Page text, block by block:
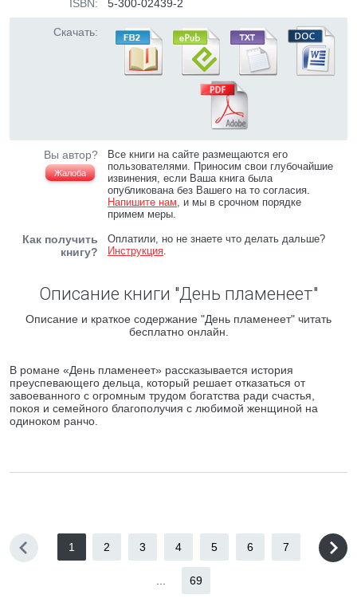
ISBN: 5-300-02439-2
Скачать:
Вы автор?
Жалоба
Все книги на сайте размещаются его
пользователями. Приносим свои глубочайшие
извинения, если Ваша книга была
опубликована без Вашего на то согласия.
Напишите нам, и мы в срочном порядке
примем меры.
Как получить
книгу?
Оплатили, но не знаете что делать дальше?
Инструкция.
Описание книги "День пламенеет"
Описание и краткое содержание "День пламенеет" читать
бесплатно онлайн.
В романе «День пламенеет» рассказывается история
преуспевающего дельца, который решает отказаться от
завоеванного с огромным трудом богатства ради счастья,
покоя и семейного благополучия с любимой женщиной на
одиноком ранчо.
1 2 3 4 5 6 7
69